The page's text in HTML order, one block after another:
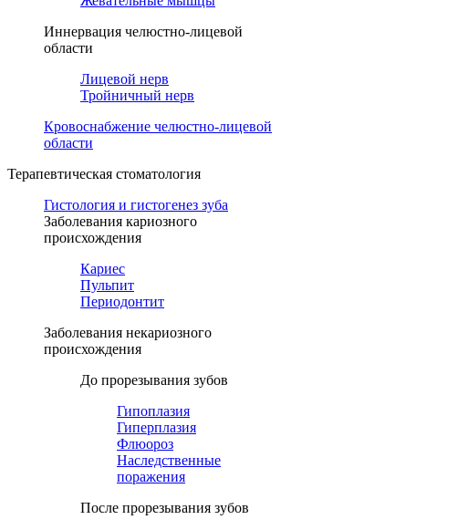
Иннервация челюстно-лицевой
области
Лицевой нерв
Тройничный нерв
Кровоснабжение челюстно-лицевой
области
Терапевтическая стоматология
Гистология и гистогенез зуба
Заболевания кариозного
происхождения
Кариес
Пульпит
Периодонтит
Заболевания некариозного
происхождения
До прорезывания зубов
Гипоплазия
Гиперплазия
Флюороз
Наследственные
поражения
После прорезывания зубов